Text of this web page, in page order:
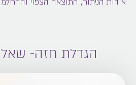
הגדלת חזה​-